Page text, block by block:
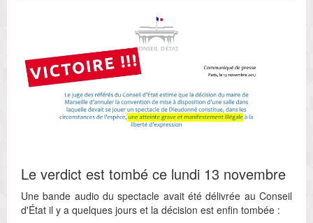
Le verdict est tombé ce lundi 13 novembre
Une bande audio du spectacle avait été délivrée au Conseil
d'État il y a quelques jours et la décision est enfin tombée :